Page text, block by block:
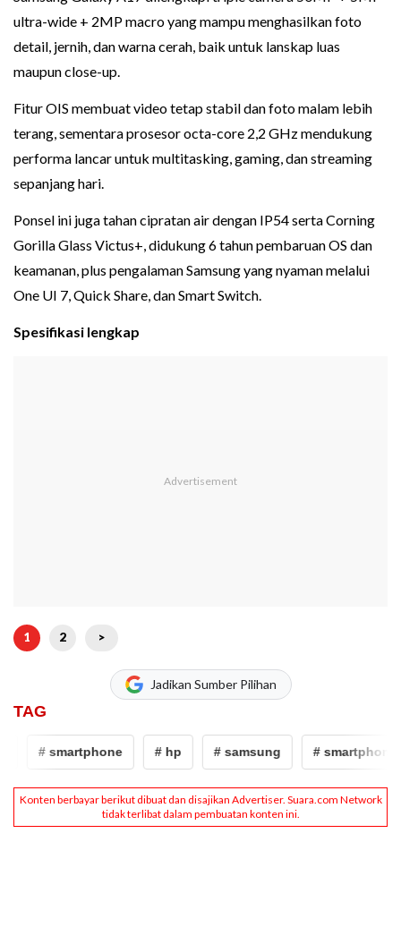
ultra-wide + 2MP macro yang mampu menghasilkan foto
detail, jernih, dan warna cerah, baik untuk lanskap luas
maupun close-up.
Fitur OIS membuat video tetap stabil dan foto malam lebih
terang, sementara prosesor octa-core 2,2 GHz mendukung
performa lancar untuk multitasking, gaming, dan streaming
sepanjang hari.
Ponsel ini juga tahan cipratan air dengan IP54 serta Corning
Gorilla Glass Victus+, didukung 6 tahun pembaruan OS dan
keamanan, plus pengalaman Samsung yang nyaman melalui
One UI 7, Quick Share, dan Smart Switch.
Spesifikasi lengkap
1 2 >
Jadikan Sumber Pilihan
TAG
# smartphone # hp # samsung # smartphone